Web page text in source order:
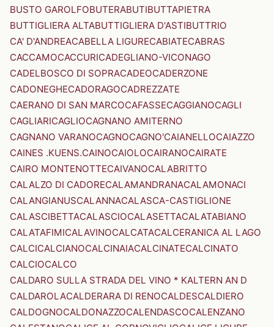
BUSTO GAROLFOBUTERABUTIBUTTAPIETRA
BUTTIGLIERA ALTABUTTIGLIERA D'ASTIBUTTRIO
CA' D'ANDREACABELLA LIGURECABIATECABRAS
CACCAMOCACCURICADEGLIANO-VICONAGO
CADELBOSCO DI SOPRACADEOCADERZONE
CADONEGHECADORAGOCADREZZATE
CAERANO DI SAN MARCOCAFASSECAGGIANOCAGLI
CAGLIARICAGLIOCAGNANO AMITERNO
CAGNANO VARANOCAGNOCAGNO'CAIANELLOCAIAZZO
CAINES .KUENS.CAINOCAIOLOCAIRANOCAIRATE
CAIRO MONTENOTTECAIVANOCALABRITTO
CALALZO DI CADORECALAMANDRANACALAMONACI
CALANGIANUSCALANNACALASCA-CASTIGLIONE
CALASCIBETTACALASCIOCALASETTACALATABIANO
CALATAFIMICALAVINOCALCATACALCERANICA AL LAGO
CALCICALCIANOCALCINAIACALCINATECALCINATO
CALCIOCALCO
CALDARO SULLA STRADA DEL VINO * KALTERN AN D
CALDAROLACALDERARA DI RENOCALDESCALDIERO
CALDOGNOCALDONAZZOCALENDASCOCALENZANO